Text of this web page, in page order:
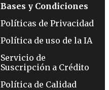
Bases y Condiciones
Políticas de Privacidad
Política de uso de la IA
Servicio de
Suscripción a Crédito
Política de Calidad